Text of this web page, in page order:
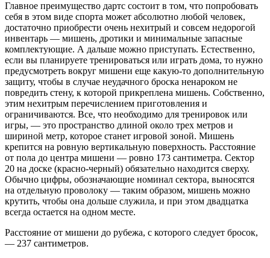
Главное преимущество дартс состоит в том, что попробовать
себя в этом виде спорта может абсолютно любой человек,
достаточно приобрести очень нехитрый и совсем недорогой
инвентарь — мишень, дротики и минимальные запасные
комплектующие. А дальше можно приступать. Естественно,
если вы планируете тренироваться или играть дома, то нужно
предусмотреть вокруг мишени еще какую‑то дополнительную
защиту, чтобы в случае неудачного броска ненароком не
повредить стену, к которой прикреплена мишень. Собственно,
этим нехитрым перечислением приготовления и
ограничиваются. Все, что необходимо для тренировок или
игры, — это пространство длиной около трех метров и
шириной метр, которое станет игровой зоной. Мишень
крепится на ровную вертикальную поверхность. Расстояние
от пола до центра мишени — ровно 173 сантиметра. Сектор
20 на доске (красно-черный) обязательно находится сверху.
Обычно цифры, обозначающие номинал сектора, выносятся
на отдельную проволоку — таким образом, мишень можно
крутить, чтобы она дольше служила, и при этом двадцатка
всегда остается на одном месте.
Расстояние от мишени до рубежа, с которого следует бросок,
— 237 сантиметров.